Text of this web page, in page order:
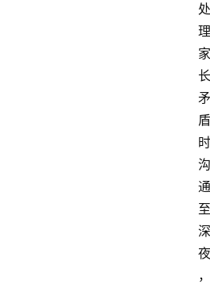
处
理
家
长
矛
盾
时
沟
通
至
深
夜
，